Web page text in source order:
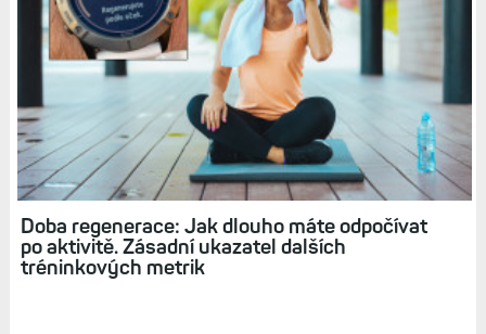
Doba regenerace: Jak dlouho máte odpočívat
po aktivitě. Zásadní ukazatel dalších
tréninkových metrik